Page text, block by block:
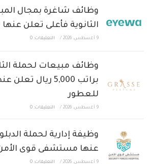
وظائف شاغرة بمجال
الثانوية فأعلى تعلن عنها
9 أغسطس، 2026 / التعليقات: 0
وظائف مبيعات لحملة
براتب 5,000 ريال
للعطور
9 أغسطس، 2026 / التعليقات: 0
وظيفة إدارية لحملة
عنها مستشفى قوى
9 أغسطس، 2026 / التعليقات: 0